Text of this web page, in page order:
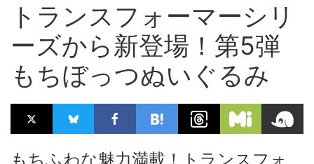
トランスフォーマーシリ
ーズから新登場！第5弾
もちぼっつぬいぐるみ
もちふわな魅力満載！トランスフォ